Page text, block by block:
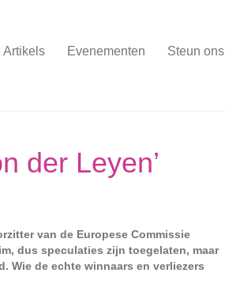
Artikels Evenementen Steun ons
der Leyen’
van de Europese Commissie
dus speculaties zijn toegelaten, maar
Wie de echte winnaars en verliezers